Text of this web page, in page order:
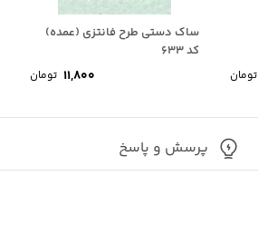
تومان
ساک دستی طرح فانتزی (عمده)
کد 633
11,800 تومان
پرسش و پاسخ